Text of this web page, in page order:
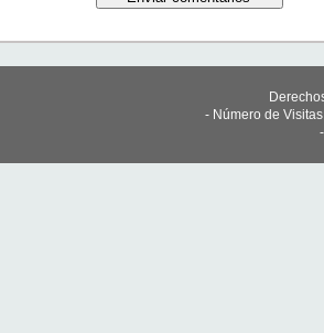
- Número de